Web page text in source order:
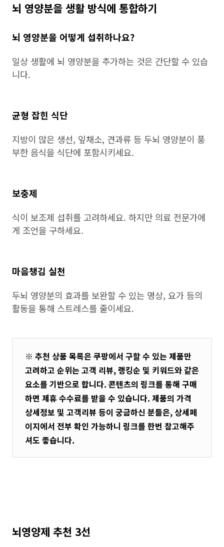
뇌 영양분을 생활 방식에 통합하기
뇌 영양분을 어떻게 섭취하나요?
일상 생활에 뇌 영양분을 추가하는 것은 간단할 수 있습
니다.
균형 잡힌 식단
지방이 많은 생선, 잎채소, 견과류 등 두뇌 영양분이 풍
부한 음식을 식단에 포함시키세요.
보충제
식이 보조제 섭취를 고려하세요. 하지만 의료 전문가에
게 조언을 구하세요.
마음챙김 실천
두뇌 영양분의 효과를 보완할 수 있는 명상, 요가 등의
활동을 통해 스트레스를 줄이세요.
※ 추천 상품 목록은 쿠팡에서 구할 수 있는 제품만
고려하고 순위는 고객 리뷰, 랭킹순 및 키워드와 같은
요소를 기반으로 합니다. 콘텐츠의 링크를 통해 구매
하면 제휴 수수료를 받을 수 있습니다. 제품의 가격
상세정보 및 고객리뷰 등이 궁금하신 분들은, 상세페
이지에서 전부 확인 가능하니 링크를 한번 참고해주
셔도 좋습니다.
뇌영양제 추천 3선